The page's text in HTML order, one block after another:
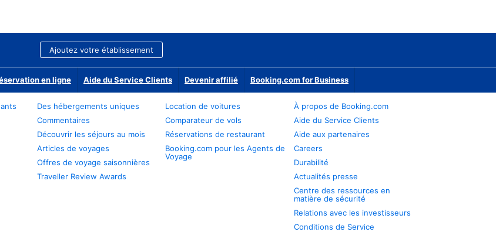
Ajoutez votre établissement
en ligne Aide du Service Clients Devenir affilié Booking.com for Business
Des hébergements uniques
Commentaires
Découvrir les séjours au mois
Articles de voyages
Offres de voyage saisonnières
Traveller Review Awards
Location de voitures
Comparateur de vols
Réservations de restaurant
Booking.com pour les Agents de
Voyage
À propos de Booking.com
Aide du Service Clients
Aide aux partenaires
Careers
Durabilité
Actualités presse
Centre des ressources en
matière de sécurité
Relations avec les investisseurs
Conditions de Service